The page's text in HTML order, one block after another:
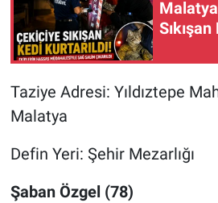
Taziye Adresi: Yıldıztepe
Malatya
Defin Yeri: Şehir Mezarlığı
Şaban Özgel (78)